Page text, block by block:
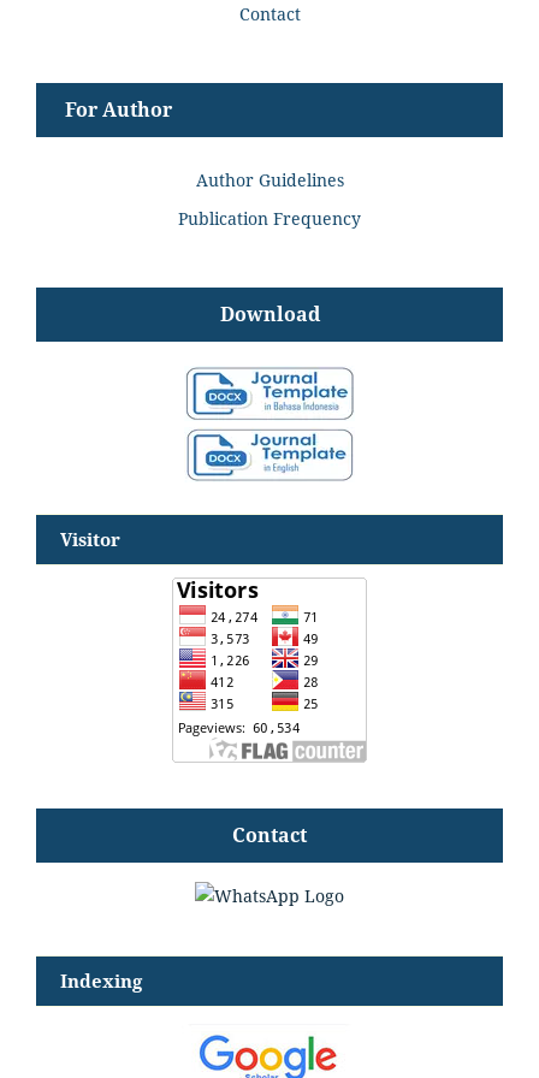
Contact
For Author
Author Guidelines
Publication Frequency
Download
Visitor
Contact
Indexing